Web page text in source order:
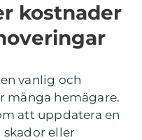
kostnader
vanlig och
många hemägare.
att uppdatera en
skador eller